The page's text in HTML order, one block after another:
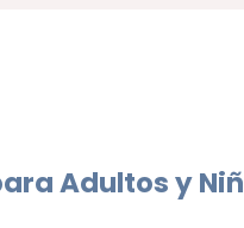
Adultos y